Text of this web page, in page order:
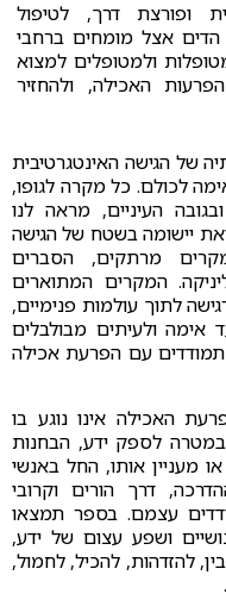
ופורצת דרך, לטיפול
אצל מומחים ברחבי
ולמטופלים למצוא
האכילה, ולהחזיר
של הגישה האינטגרטיבית
מתאימה לכולם. כל מקרה לגופו,
העיניים, מראה לנו
יישומה בשטח של הגישה
מרתקים, הסברים
המקרים המתוארים
לתוך עולמות פנימיים,
אימה ולעיתים מבולבלים
עם הפרעת אכילה
האכילה אינו נוגע בו
לספק ידע, הבחנות
מעניין אותו, החל באנשי
דרך הורים וקרובי
עצמם. בספר תמצאו
ושפע עצום של ידע,
להזדהות, להכיל, לחמול,